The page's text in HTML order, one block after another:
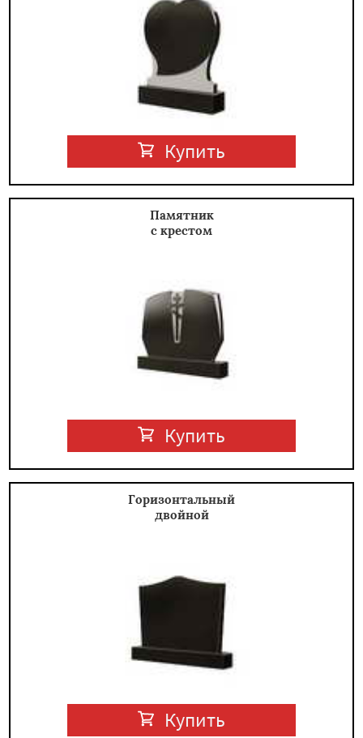
Купить
Памятник
с крестом
Купить
Горизонтальный
двойной
Купить